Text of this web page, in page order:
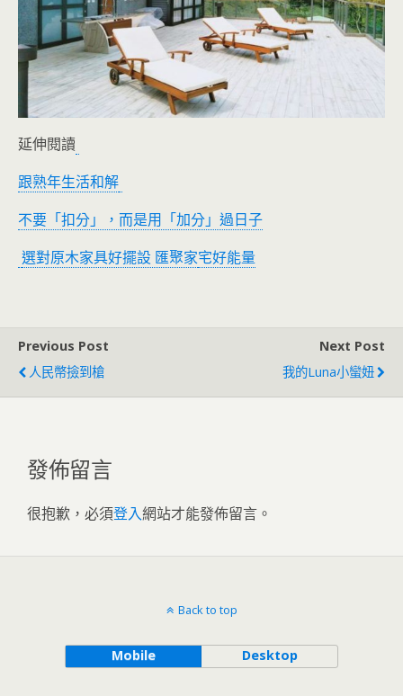
延伸閱讀
跟熟年生活和解
不要「扣分」，而是用「加分」過日子
選對原木家具好擺設 匯聚家宅好能量
Previous Post
人民幣撿到槍
Next Post
我的Luna小蠻妞
發佈留言
很抱歉，必須登入網站才能發佈留言。
Back to top
Mobile Desktop